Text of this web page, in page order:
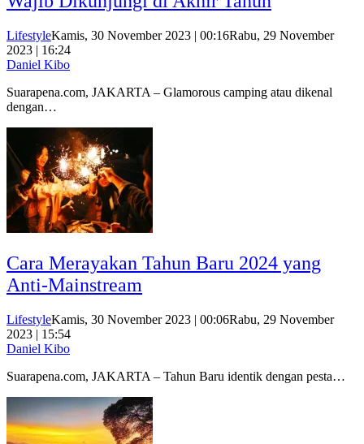
LifestyleKamis, 30 November 2023 | 00:16Rabu, 29 November
2023 | 16:24
Daniel Kibo
Suarapena.com, JAKARTA – Glamorous camping atau dikenal
dengan…
Cara Merayakan Tahun Baru 2024 yang
Anti-Mainstream
LifestyleKamis, 30 November 2023 | 00:06Rabu, 29 November
2023 | 15:54
Daniel Kibo
Suarapena.com, JAKARTA – Tahun Baru identik dengan pesta…